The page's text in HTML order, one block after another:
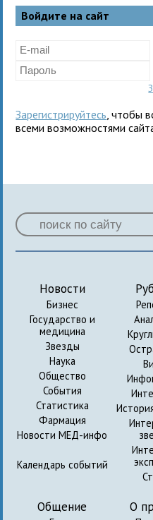
Войдите на сайт
Зарегистрируйтесь , чтобы
всеми возможностями
Новости
Бизнес
Государство и
медицина
Звезды
Наука
Общество
События
Статистика
Фармация
Новости МЕД-инфо
Календарь событий
Общение О